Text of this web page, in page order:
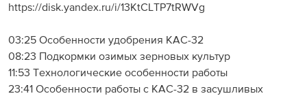
https://disk.yandex.ru/i/13KtCLTP7tRWVg
03:25 Особенности удобрения КАС-32
08:23 Подкормки озимых зерновых культур
11:53 Технологические особенности работы
23:41 Особенности работы с КАС-32 в засушливых